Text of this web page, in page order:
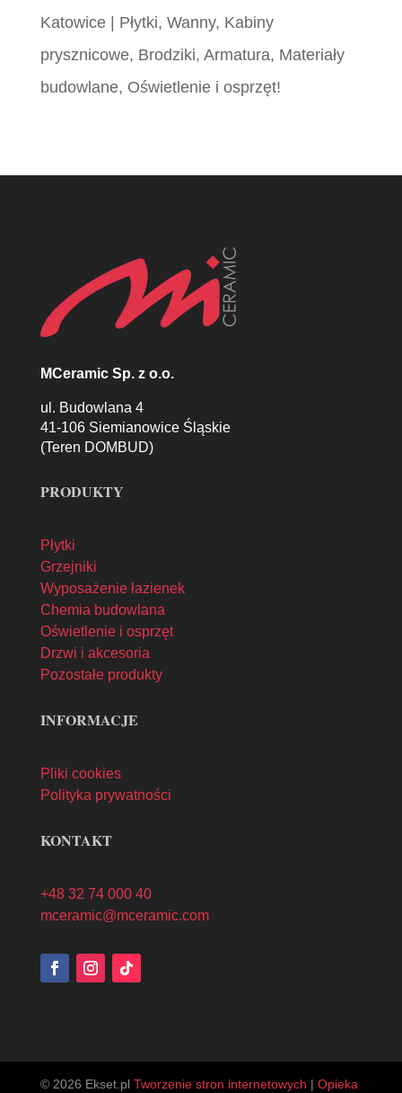
Katowice | Płytki, Wanny, Kabiny
prysznicowe, Brodziki, Armatura, Materiały
budowlane, Oświetlenie i osprzęt!
MCeramic Sp. z o.o.
ul. Budowlana 4
41-106 Siemianowice Śląskie
(Teren DOMBUD)
PRODUKTY
Płytki
Grzejniki
Wyposażenie łazienek
Chemia budowlana
Oświetlenie i osprzęt
Drzwi i akcesoria
Pozostałe produkty
INFORMACJE
Pliki cookies
Polityka prywatności
KONTAKT
+48 32 74 000 40
mceramic@mceramic.com
© 2026 Ekset.pl Tworzenie stron internetowych | Opieka